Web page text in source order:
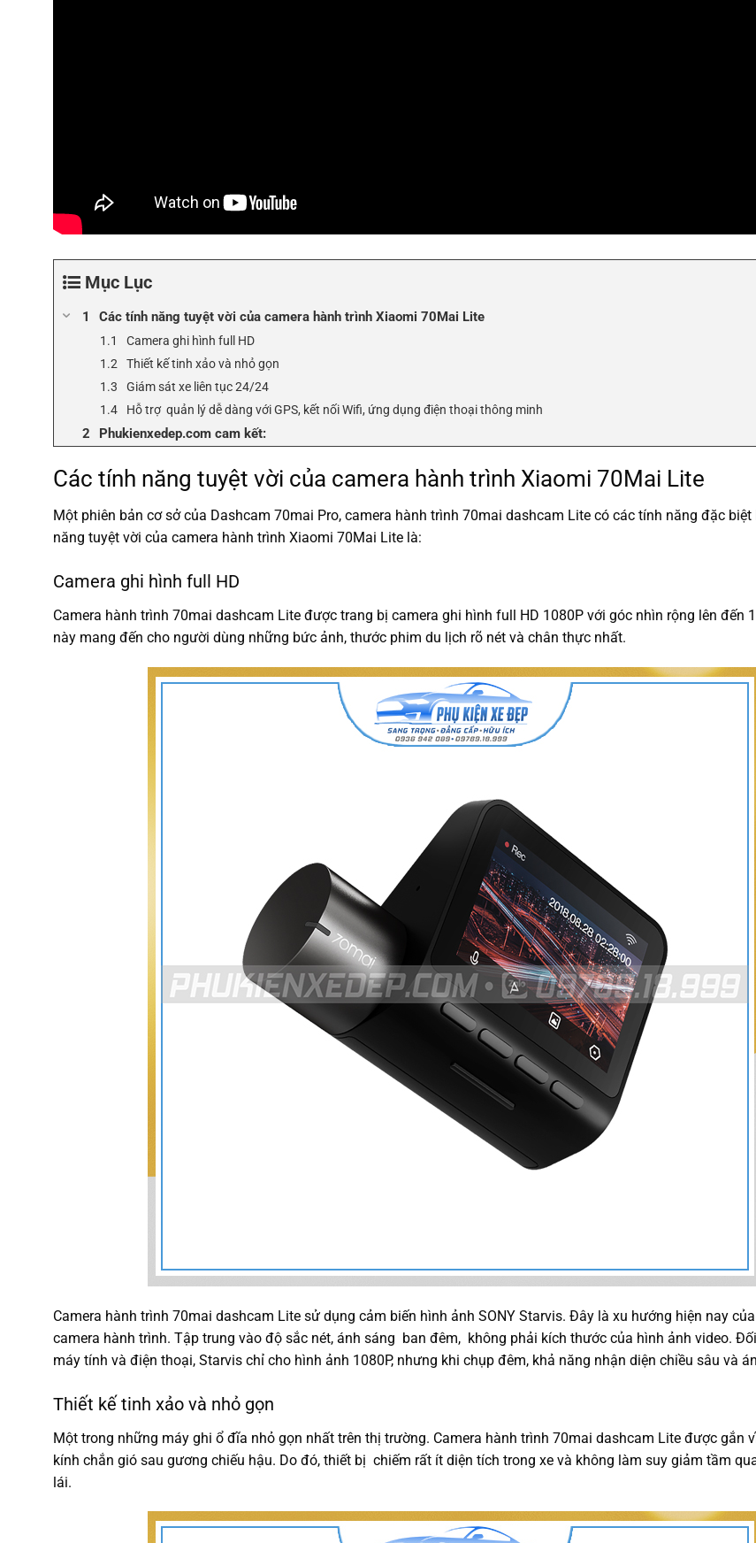
Mục Lục
Các tính năng tuyệt vời của camera hành trình Xiaomi 70Mai Lite
Camera ghi hình full HD
Thiết kế tinh xảo và nhỏ gọn
Giám sát xe liên tục 24/24
Hỗ trợ quản lý dễ dàng với GPS, kết nối Wifi, ứng dụng điện thoại thông minh
Phukienxedep.com cam kết:
Các tính năng tuyệt vời của camera hành trình Xiaomi 70Mai Lite
Một phiên bản cơ sở của Dashcam 70mai Pro, camera hành trình 70mai dashcam Lite có các tính năng đặc biệt
năng tuyệt vời của camera hành trình Xiaomi 70Mai Lite là:
Camera ghi hình full HD
Camera hành trình 70mai dashcam Lite được trang bị camera ghi hình full HD 1080P với góc nhìn rộng lên đến
này mang đến cho người dùng những bức ảnh, thước phim du lịch rõ nét và chân thực nhất.
Camera hành trình 70mai dashcam Lite sử dụng cảm biến hình ảnh SONY Starvis. Đây là xu hướng hiện nay
camera hành trình. Tập trung vào độ sắc nét, ánh sáng ban đêm, không phải kích thước của hình ảnh video.
máy tính và điện thoại, Starvis chỉ cho hình ảnh 1080P, nhưng khi chụp đêm, khả năng nhận diện chiều sâu và
Thiết kế tinh xảo và nhỏ gọn
Một trong những máy ghi ổ đĩa nhỏ gọn nhất trên thị trường. Camera hành trình 70mai dashcam Lite được gắn
kính chắn gió sau gương chiếu hậu. Do đó, thiết bị chiếm rất ít diện tích trong xe và không làm suy giảm tầm
lái.